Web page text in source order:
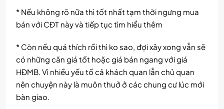
* Nếu không rõ nữa thì tốt nhất tạm thời ngưng mua
bán với CĐT này và tiếp tục tìm hiểu thêm
* Còn nếu quá thích rồi thì ko sao, đợi xây xong vẫn sẽ
có những căn giá tốt hoặc giá bán ngang với giá
HĐMB. Vì nhiều yếu tố cả khách quan lẫn chủ quan
nên chuyện này là muôn thuở ở các chung cư lúc mới
bàn giao.